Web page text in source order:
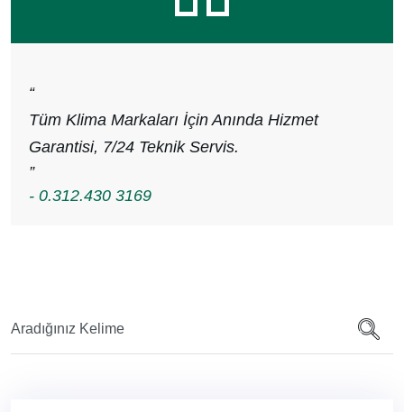
“
Tüm Klima Markaları İçin Anında Hizmet
Garantisi, 7/24 Teknik Servis.
”
- 0.312.430 3169